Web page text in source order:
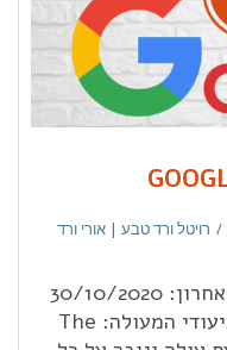
רויטל ורד טבע | אורי ורד
מאצ'מור מול GOOGLE עדכון אחרון: 30/10/2020
לאחרונה, כשצפיתי בסרט התיעודי המעולה: The